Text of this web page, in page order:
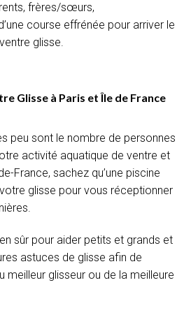
frères/sœurs,
course effrénée pour arriver le
glisse.
Glisse à Paris et Île de France
peu sont le nombre de personnes
activité aquatique de ventre et
France, sachez qu’une piscine
glisse pour vous réceptionner
sûr pour aider petits et grands et
astuces de glisse afin de
meilleur glisseur ou de la meilleure